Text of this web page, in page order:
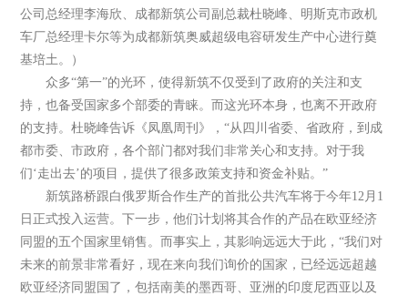
公司总经理李海欣、成都新筑公司副总裁杜晓峰、明斯克市政机
车厂总经理卡尔等为成都新筑奥威超级电容研发生产中心进行奠
基培土。）
众多“第一”的光环，使得新筑不仅受到了政府的关注和支
持，也备受国家多个部委的青睐。而这光环本身，也离不开政府
的支持。杜晓峰告诉《凤凰周刊》，“从四川省委、省政府，到成
都市委、市政府，各个部门都对我们非常关心和支持。对于我
们‘走出去’的项目，提供了很多政策支持和资金补贴。”
新筑路桥跟白俄罗斯合作生产的首批公共汽车将于今年12月1
日正式投入运营。下一步，他们计划将其合作的产品在欧亚经济
同盟的五个国家里销售。而事实上，其影响远远大于此，“我们对
未来的前景非常看好，现在来向我们询价的国家，已经远远超越
欧亚经济同盟国了，包括南美的墨西哥、亚洲的印度尼西亚以及